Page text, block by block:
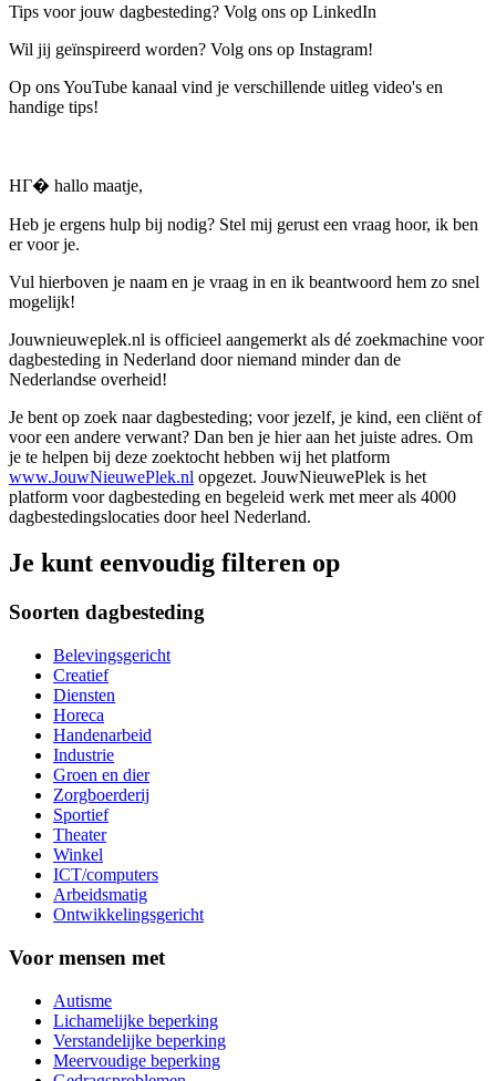
Tips voor jouw dagbesteding? Volg ons op LinkedIn
Wil jij geïnspireerd worden? Volg ons op Instagram!
Op ons YouTube kanaal vind je verschillende uitleg video's en
handige tips!
HГ� hallo maatje,
Heb je ergens hulp bij nodig? Stel mij gerust een vraag hoor, ik ben
er voor je.
Vul hierboven je naam en je vraag in en ik beantwoord hem zo snel
mogelijk!
Jouwnieuweplek.nl is officieel aangemerkt als dé zoekmachine voor
dagbesteding in Nederland door niemand minder dan de
Nederlandse overheid!
Je bent op zoek naar dagbesteding; voor jezelf, je kind, een cliënt of
voor een andere verwant? Dan ben je hier aan het juiste adres. Om
je te helpen bij deze zoektocht hebben wij het platform
www.JouwNieuwePlek.nl opgezet. JouwNieuwePlek is het
platform voor dagbesteding en begeleid werk met meer als 4000
dagbestedingslocaties door heel Nederland.
Je kunt eenvoudig filteren op
Soorten dagbesteding
Belevingsgericht
Creatief
Diensten
Horeca
Handenarbeid
Industrie
Groen en dier
Zorgboerderij
Sportief
Theater
Winkel
ICT/computers
Arbeidsmatig
Ontwikkelingsgericht
Voor mensen met
Autisme
Lichamelijke beperking
Verstandelijke beperking
Meervoudige beperking